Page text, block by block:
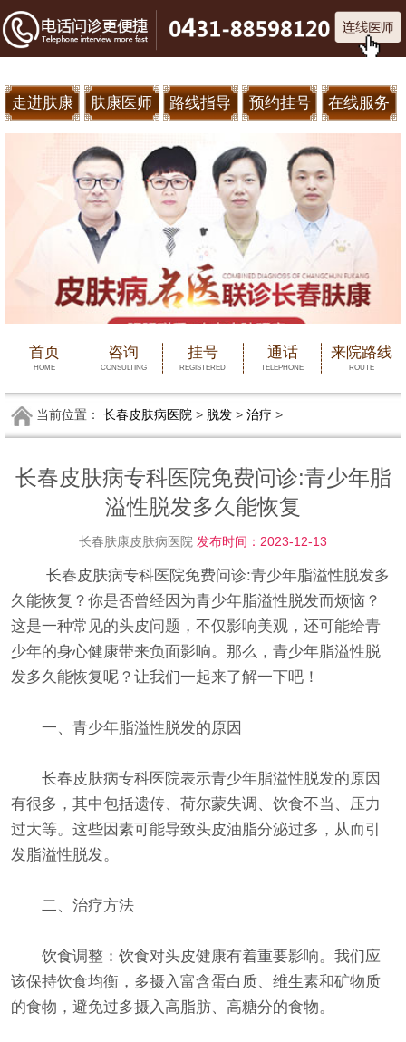
走进肤康 肤康医师 路线指导 预约挂号 在线服务
首页
HOME
咨询
CONSULTING
挂号
REGISTERED
通话
TELEPHONE
来院路线
ROUTE
当前位置： 长春皮肤病医院> 脱发> 治疗 >
长春皮肤病专科医院免费问诊:青少年脂
溢性脱发多久能恢复
长春肤康皮肤病医院 发布时间：2023-12-13
长春皮肤病专科医院免费问诊:青少年脂溢性脱发多
久能恢复？你是否曾经因为青少年脂溢性脱发而烦恼？
这是一种常见的头皮问题，不仅影响美观，还可能给青
少年的身心健康带来负面影响。那么，青少年脂溢性脱
发多久能恢复呢？让我们一起来了解一下吧！
一、青少年脂溢性脱发的原因
长春皮肤病专科医院表示青少年脂溢性脱发的原因
有很多，其中包括遗传、荷尔蒙失调、饮食不当、压力
过大等。这些因素可能导致头皮油脂分泌过多，从而引
发脂溢性脱发。
二、治疗方法
饮食调整：饮食对头皮健康有着重要影响。我们应
该保持饮食均衡，多摄入富含蛋白质、维生素和矿物质
的食物，避免过多摄入高脂肪、高糖分的食物。